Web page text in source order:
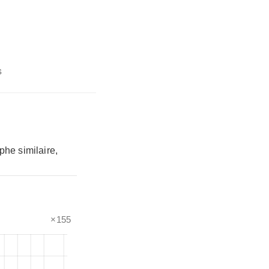
similaire,
×155